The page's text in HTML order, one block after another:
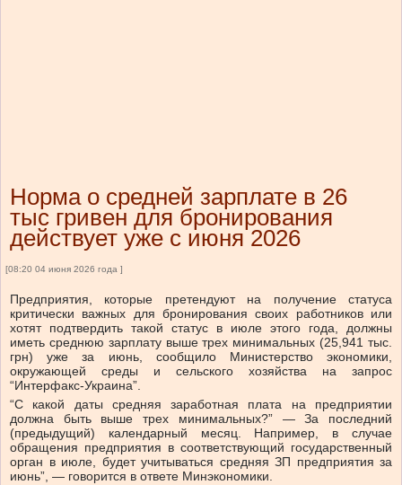
Норма о средней зарплате в 26
тыс гривен для бронирования
действует уже с июня 2026
[08:20 04 июня 2026 года ]
Предприятия, которые претендуют на получение статуса
критически важных для бронирования своих работников или
хотят подтвердить такой статус в июле этого года, должны
иметь среднюю зарплату выше трех минимальных (25,941 тыс.
грн) уже за июнь, сообщило Министерство экономики,
окружающей среды и сельского хозяйства на запрос
“Интерфакс-Украина”.
“С какой даты средняя заработная плата на предприятии
должна быть выше трех минимальных?” — За последний
(предыдущий) календарный месяц. Например, в случае
обращения предприятия в соответствующий государственный
орган в июле, будет учитываться средняя ЗП предприятия за
июнь”, — говорится в ответе Минэкономики.